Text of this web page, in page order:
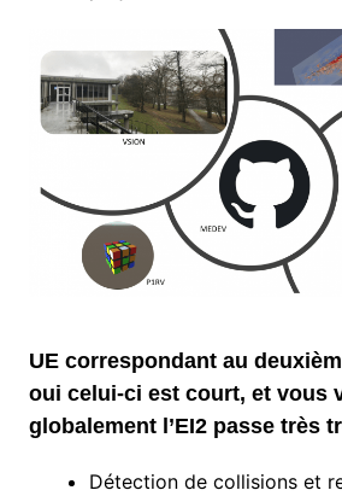
UE correspondant au
oui celui-ci est court, et vous
globalement l’EI2 passe très
Détection de collisions et